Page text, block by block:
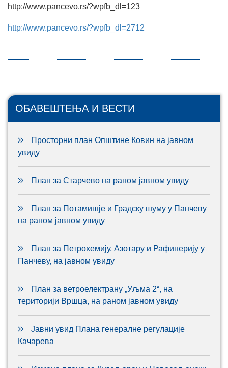
http://www.pancevo.rs/?wpfb_dl=123
http://www.pancevo.rs/?wpfb_dl=2712
ОБАВЕШТЕЊА И ВЕСТИ
Просторни план Општине Ковин на јавном
увиду
План за Старчево на раном јавном увиду
План за Потамишје и Градску шуму у Панчеву
на раном јавном увиду
План за Петрохемију, Азотару и Рафинерију у
Панчеву, на јавном увиду
План за ветроелектрану „Уљма 2“, на
територији Вршца, на раном јавном увиду
Јавни увид Плана генералне регулације
Качарева